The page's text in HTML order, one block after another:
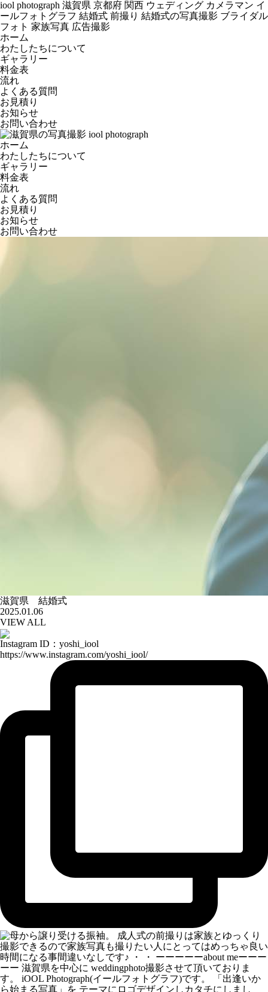
iool photograph 滋賀県 京都府 関西 ウェディング カメラマン イ
ールフォトグラフ 結婚式 前撮り 結婚式の写真撮影 ブライダル
フォト 家族写真 広告撮影
ホーム
わたしたちについて
ギャラリー
料金表
流れ
よくある質問
お見積り
お知らせ
お問い合わせ
ホーム
わたしたちについて
ギャラリー
料金表
流れ
よくある質問
お見積り
お知らせ
お問い合わせ
滋賀県 結婚式
2025.01.06
VIEW ALL
Instagram ID：yoshi_iool
https://www.instagram.com/yoshi_iool/